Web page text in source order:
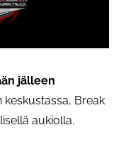
jälleen
keskustassa, Break
aukiolla.